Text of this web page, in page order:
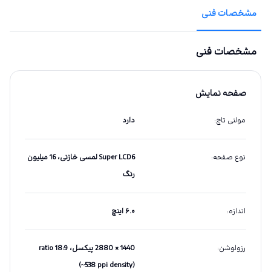
مشخصات فنی
مشخصات فنی
صفحه نمایش
مولتی تاچ: دارد
نوع صفحه:
Super LCD6 لمسی خازنی، 16 میلیون
رنگ
اندازه: ۶.۰ اینچ
رزولوشن:
1440 × 2880 پیکسل، 18:9 ratio
(~538 ppi density)